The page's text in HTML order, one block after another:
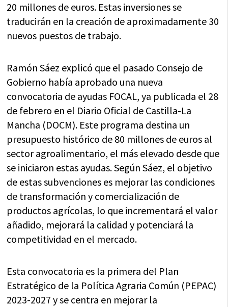
20 millones de euros. Estas inversiones se
traducirán en la creación de aproximadamente 30
nuevos puestos de trabajo.
Ramón Sáez explicó que el pasado Consejo de
Gobierno había aprobado una nueva
convocatoria de ayudas FOCAL, ya publicada el 28
de febrero en el Diario Oficial de Castilla-La
Mancha (DOCM). Este programa destina un
presupuesto histórico de 80 millones de euros al
sector agroalimentario, el más elevado desde que
se iniciaron estas ayudas. Según Sáez, el objetivo
de estas subvenciones es mejorar las condiciones
de transformación y comercialización de
productos agrícolas, lo que incrementará el valor
añadido, mejorará la calidad y potenciará la
competitividad en el mercado.
Esta convocatoria es la primera del Plan
Estratégico de la Política Agraria Común (PEPAC)
2023-2027 y se centra en mejorar la